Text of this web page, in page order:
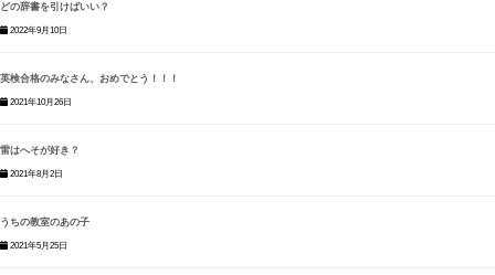
どの辞書を引けばいい？
2022年9月10日
英検合格のみなさん、おめでとう！！！
2021年10月26日
雷はへそが好き？
2021年8月2日
うちの教室のあの子
2021年5月25日